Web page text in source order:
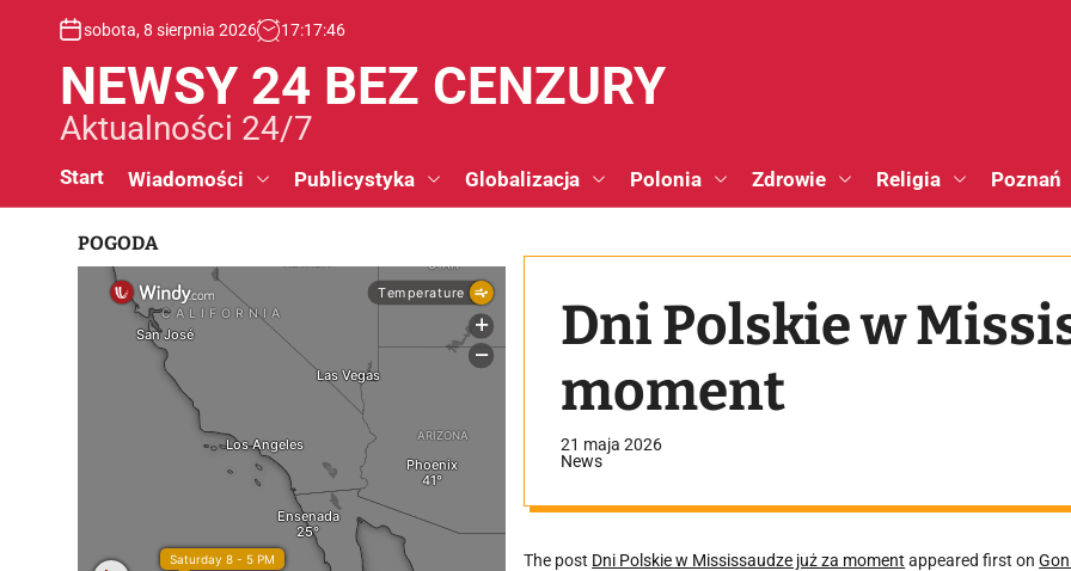
sobota, 8 sierpnia 2026 17:17:47
NEWSY 24 BEZ CENZURY
Aktualności 24/7
Start Wiadomości Publicystyka Globalizacja Polonia Zdrowie Religia Poznań
Dni Polskie w
moment
21 maja 2026
News
The post Dni Polskie w Mississaudze już za moment appeared first on
POGODA